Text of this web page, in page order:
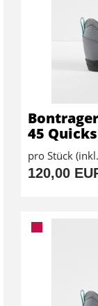
45
pro Stück
120,00